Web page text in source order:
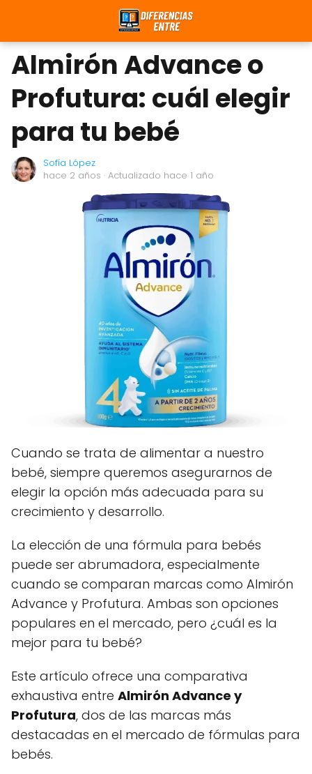
Almirón Advance o
Profutura: cuál elegir
para tu bebé
Sofía López
hace 2 años · Actualizado hace 1 año
Cuando se trata de alimentar a nuestro
bebé, siempre queremos asegurarnos de
elegir la opción más adecuada para su
crecimiento y desarrollo.
La elección de una fórmula para bebés
puede ser abrumadora, especialmente
cuando se comparan marcas como Almirón
Advance y Profutura. Ambas son opciones
populares en el mercado, pero ¿cuál es la
mejor para tu bebé?
Este artículo ofrece una comparativa
exhaustiva entre Almirón Advance y
Profutura, dos de las marcas más
destacadas en el mercado de fórmulas para
bebés.